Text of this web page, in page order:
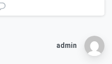
admin